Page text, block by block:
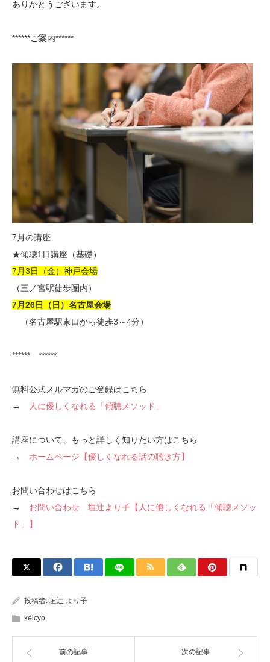
ありがとうございます。
******ご案内******
7月の講座
★傾聴1日講座（基礎）
7月3日（金）神戸会場
（三ノ宮駅徒歩圏内）
7月26日（日）名古屋会場
（名古屋駅東口から徒歩3～4分）
****** ******
無料公式メルマガのご登録はこちら
→
人に優しくなれる「傾聴メソッド」
講座について、もっと詳しく知りたい方はこちら
→ ホームページ【優しくなれる話の聴き方】
お問い合わせはこちら
→ お問い合わせ 垣辻より子【人に優しくなれる「傾聴メソッ
ド」】
投稿者: 垣辻 より子
keicyo
前の記事 次の記事